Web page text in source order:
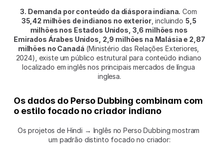
3. Demanda por conteúdo da diáspora indiana.
35,42 milhões de indianos no exterior, incluindo 5,5
milhões nos Estados Unidos, 3,6 milhões nos
Emirados Árabes Unidos, 2,9 milhões na Malásia e 2,87
milhões no Canadá (Ministério das Relações Exteriores,
2024), existe um público estrutural para conteúdo indiano
localizado em inglês nos principais mercados de língua
inglesa.
Os dados do Perso Dubbing combinam com
o estilo focado no criador indiano
Os projetos de Hindi → Inglês no Perso Dubbing mostram
um padrão distinto focado no criador: